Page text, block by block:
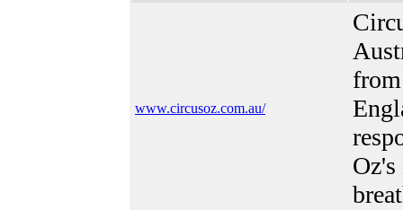
www.circusoz.com.au/
Oz's